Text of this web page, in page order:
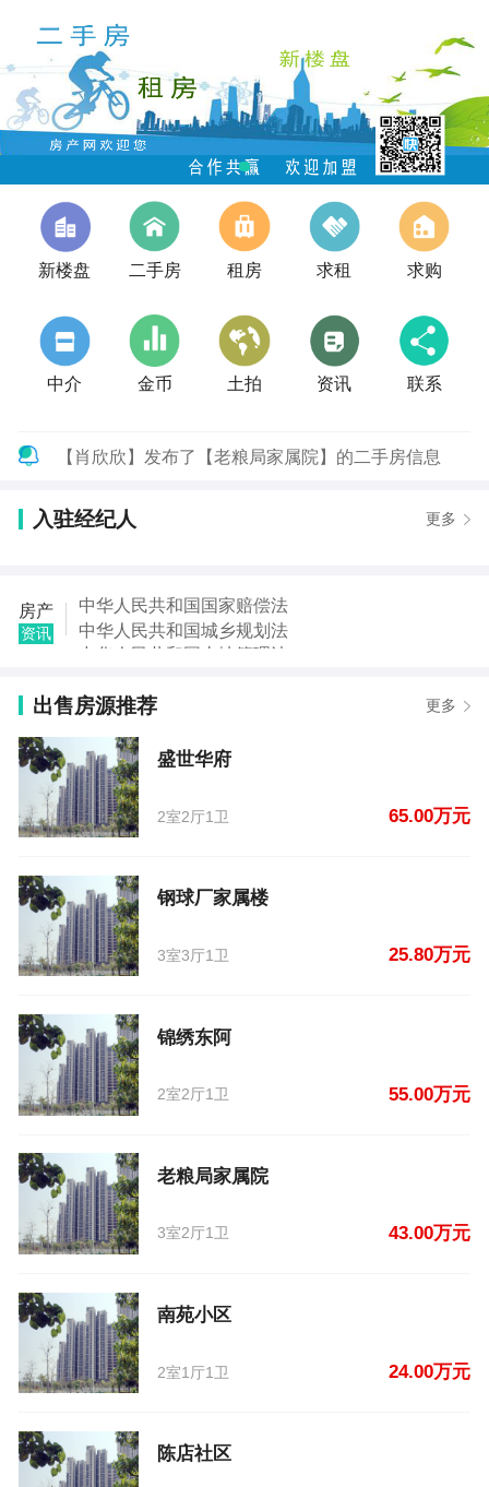
新楼盘 二手房 租房 求租 求购
中介 金币 土拍 资讯 联系
【肖欣欣】发布了【老粮局家属院】的二手房信息
【于女士】发布了【光明街】的租房信息
【李女士】发布了【东阿县胶城国际】的租房信息
息
【郭先生】发布了【东阿武装部家属院新楼】的租房
信息
【马雯】发布了【钢球厂家属楼】的二手房信息
【谷秀娟】发布了【锦绣东阿】的二手房信息
入驻经纪人 更多
房产
资讯
中华人民共和国国家赔偿法
中华人民共和国城乡规划法
中华人民共和国土地管理法
中华人民共和国税收征收管理法
中华人民共和国契税法
中华人民共和国城市维护建设税法
出售房源推荐 更多
盛世华府
2室2厅1卫 65.00万元
钢球厂家属楼
3室3厅1卫 25.80万元
锦绣东阿
2室2厅1卫 55.00万元
老粮局家属院
3室2厅1卫 43.00万元
南苑小区
2室1厅1卫 24.00万元
陈店社区